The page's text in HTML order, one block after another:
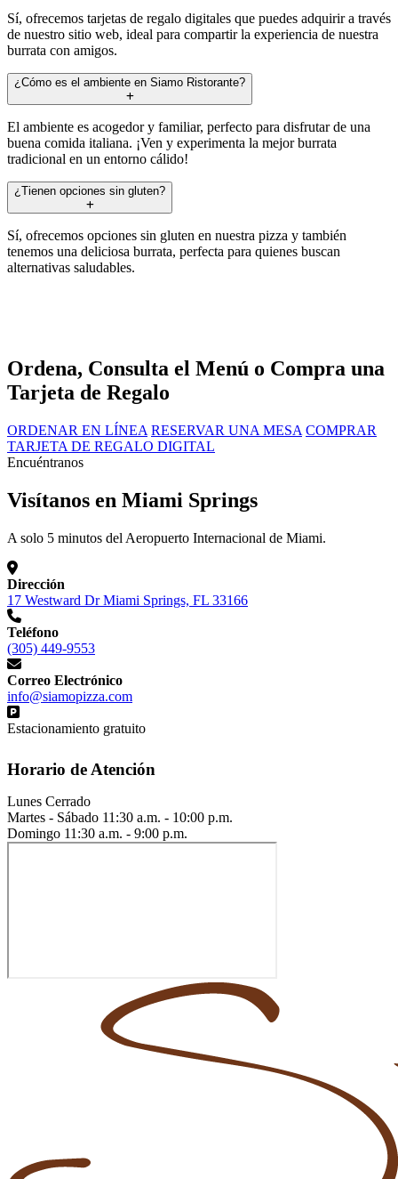
Sí, ofrecemos tarjetas de regalo digitales que puedes adquirir a través
de nuestro sitio web, ideal para compartir la experiencia de nuestra
burrata con amigos.
¿Cómo es el ambiente en Siamo Ristorante?
El ambiente es acogedor y familiar, perfecto para disfrutar de una
buena comida italiana. ¡Ven y experimenta la mejor burrata
tradicional en un entorno cálido!
¿Tienen opciones sin gluten?
Sí, ofrecemos opciones sin gluten en nuestra pizza y también
tenemos una deliciosa burrata, perfecta para quienes buscan
alternativas saludables.
Ordena, Consulta el Menú o Compra una
Tarjeta de Regalo
ORDENAR EN LÍNEA RESERVAR UNA MESA COMPRAR
TARJETA DE REGALO DIGITAL
Encuéntranos
Visítanos en Miami Springs
A solo 5 minutos del Aeropuerto Internacional de Miami.
Dirección
17 Westward Dr Miami Springs, FL 33166
Teléfono
(305) 449-9553
Correo Electrónico
info@siamopizza.com
Estacionamiento gratuito
Horario de Atención
Lunes Cerrado
Martes - Sábado 11:30 a.m. - 10:00 p.m.
Domingo 11:30 a.m. - 9:00 p.m.